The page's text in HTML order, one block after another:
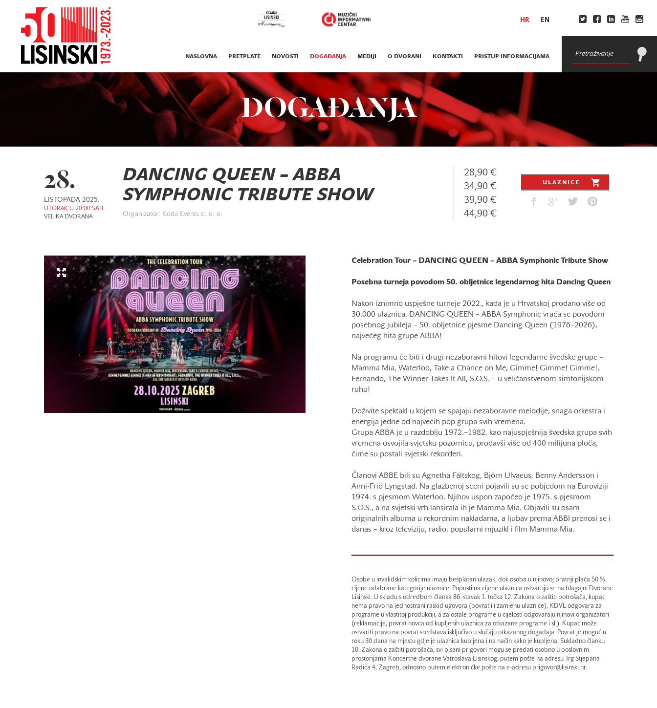
HR EN
NASLOVNA PRETPLATE NOVOSTI DOGAĐANJA MEDIJI O DVORANI KONTAKTI PRISTUP INFORMACIJAMA
DOGAĐANJA
28.
LISTOPADA 2025.
UTORAK U 20:00 SATI
VELIKA DVORANA
DANCING QUEEN – ABBA
SYMPHONIC TRIBUTE SHOW
Organizator: Koda Events d. o. o.
28,90 €
34,90 €
39,90 €
44,90 €
ULAZNICE
Celebration Tour – DANCING QUEEN – ABBA Symphonic Tribute Show
Posebna turneja povodom 50. obljetnice legendarnog hita Dancing Queen
Nakon iznimno uspješne turneje 2022., kada je u Hrvatskoj prodano više od
30.000 ulaznica, DANCING QUEEN – ABBA Symphonic vraća se povodom
posebnog jubileja – 50. obljetnice pjesme Dancing Queen (1976–2026),
najvećeg hita grupe ABBA!
Na programu će biti i drugi nezaboravni hitovi legendarne švedske grupe –
Mamma Mia, Waterloo, Take a Chance on Me, Gimme! Gimme! Gimme!,
Fernando, The Winner Takes It All, S.O.S. – u veličanstvenom simfonijskom
ruhu!
Doživite spektakl u kojem se spajaju nezaboravne melodije, snaga orkestra i
energija jedne od najvećih pop grupa svih vremena.
Grupa ABBA je u razdoblju 1972.–1982. kao najuspješnija švedska grupa svih
vremena osvojila svjetsku pozornicu, prodavši više od 400 milijuna ploča,
čime su postali svjetski rekorderi.
Članovi ABBE bili su Agnetha Fältskog, Björn Ulvaeus, Benny Andersson i
Anni-Frid Lyngstad. Na glazbenoj sceni pojavili su se pobjedom na Euroviziji
1974. s pjesmom Waterloo. Njihov uspon započeo je 1975. s pjesmom
S.O.S., a na svjetski vrh lansirala ih je Mamma Mia. Objavili su osam
originalnih albuma u rekordnim nakladama, a ljubav prema ABBI prenosi se i
danas – kroz televiziju, radio, popularni mjuzikl i film Mamma Mia.
Osobe u invalidskim kolicima imaju besplatan ulazak, dok osoba u njihovoj pratnji plaća 50 %
cijene odabrane kategorije ulaznice. Popusti na cijene ulaznica ostvaruju se na blagajni Dvorane
Lisinski. U skladu s odredbom članka 86. stavak 1. točka 12. Zakona o zaštiti potrošača, kupac
nema pravo na jednostrani raskid ugovora (povrat ili zamjenu ulaznice). KDVL odgovara za
programe u vlastitoj produkciji, a za ostale programe u cijelosti odgovaraju njihovi organizatori
(reklamacije, povrat novca od kupljenih ulaznica za otkazane programe i sl.). Kupac može
ostvariti pravo na povrat sredstava isključivo u slučaju otkazanog događaja. Povrat je moguć u
roku 30 dana na mjestu gdje je ulaznica kupljena i na način kako je kupljena. Sukladno članku
10. Zakona o zaštiti potrošača, svi pisani prigovori mogu se predati osobno u poslovnim
prostorijama Koncertne dvorane Vatroslava Lisinskog, putem pošte na adresu Trg Stjepana
Radića 4, Zagreb, odnosno putem elektroničke pošte na e-adresu prigovor@lisinski.hr.